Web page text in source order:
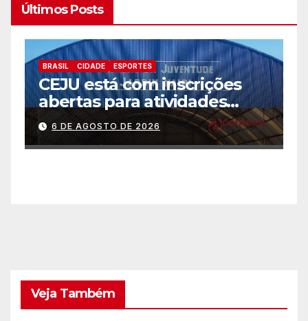
Últimos Posts
BRASIL CIDADE ESPORTES
CEJU está com inscrições
abertas para atividades
gratuitas
6 DE AGOSTO DE 2026
Veja Também